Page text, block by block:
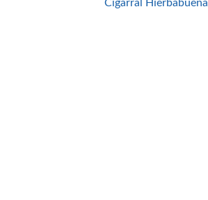
Cigarral Hierbabuena